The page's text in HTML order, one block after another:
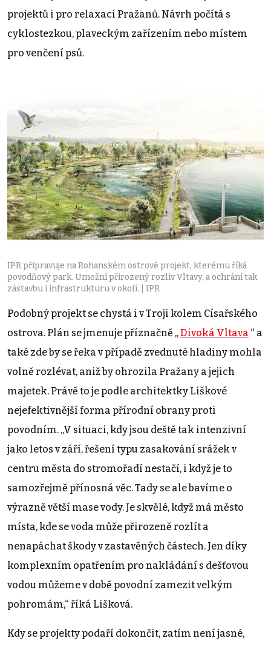
projektů i pro relaxaci Pražanů. Návrh počítá s
cyklostezkou, plaveckým zařízením nebo místem
pro venčení psů.
IPR připravuje na Rohanském ostrově projekt, kterému říká
povodňový park. Umožní přirozený rozliv Vltavy, a ochrání tak
zástavbu i infrastrukturu v okolí. | IPR
Podobný projekt se chystá i v Troji kolem Císařského
ostrova. Plán se jmenuje příznačně „Divoká Vltava “ a
také zde by se řeka v případě zvednuté hladiny mohla
volně rozlévat, aniž by ohrozila Pražany a jejich
majetek. Právě to je podle architektky Liškové
nejefektivnější forma přírodní obrany proti
povodním. „V situaci, kdy jsou deště tak intenzivní
jako letos v září, řešení typu zasakování srážek v
centru města do stromořadí nestačí, i když je to
samozřejmě přínosná věc. Tady se ale bavíme o
výrazně větší mase vody. Je skvělé, když má město
místa, kde se voda může přirozeně rozlít a
nenapáchat škody v zastavěných částech. Jen díky
komplexním opatřením pro nakládání s dešťovou
vodou můžeme v době povodní zamezit velkým
pohromám,“ říká Lišková.
Kdy se projekty podaří dokončit, zatím není jasné,